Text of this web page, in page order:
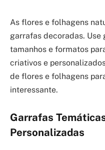
As flores e folhagens
garrafas decoradas.
tamanhos e formatos
criativos e
de flores e folhagens
interessante.
Garrafas
Personalizadas